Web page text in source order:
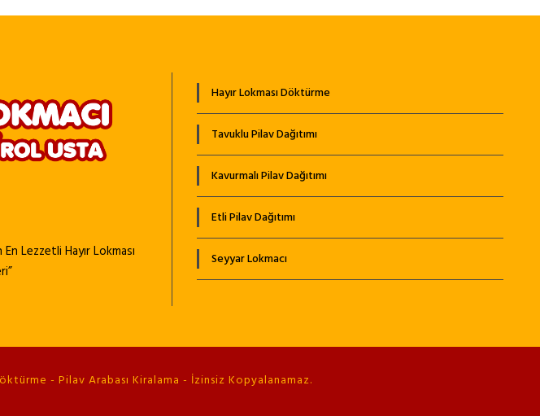
Lezzetli Hayır Lokması
Hayır Lokması Döktürme
Tavuklu Pilav Dağıtımı
Kavurmalı Pilav Dağıtımı
Etli Pilav Dağıtımı
Seyyar Lokmacı
- Pilav Arabası Kiralama - İzinsiz Kopyalanamaz.